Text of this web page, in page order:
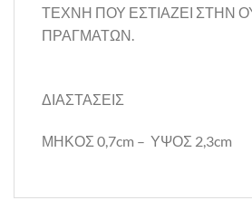
ΤΕΧΝΗ ΠΟΥ ΕΣΤΙΑΖΕΙ ΣΤΗΝ
ΠΡΑΓΜΑΤΩΝ.
ΔΙΑΣΤΑΣΕΙΣ
ΜΗΚΟΣ 0,7cm – ΥΨΟΣ 2,3cm